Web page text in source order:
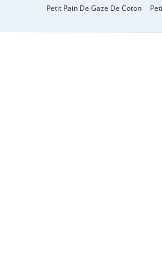
Petit Pain De Gaze De Coton